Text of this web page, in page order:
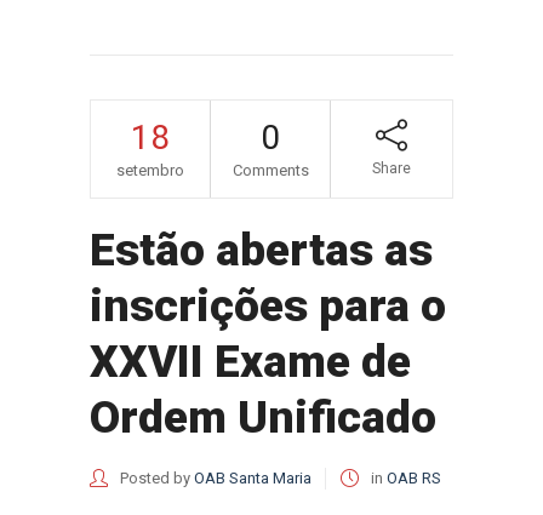
18
setembro
0
Comments Share
Estão abertas as
inscrições para o
XXVII Exame de
Ordem Unificado
Posted by OAB Santa Maria in OAB RS